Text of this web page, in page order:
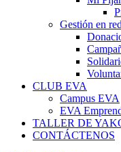
Gestión en red
CLUB EVA
Campus EVA
EVA
TALLER DE
CONTÁCTENOS